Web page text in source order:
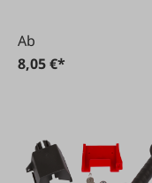
Ab
8,05 €*